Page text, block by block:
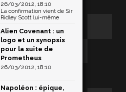
26/03/2012, 18:10
La confirmation vient de Sir
Ridley Scott lui-même
Alien Covenant : un
logo et un synopsis
pour la suite de
Prometheus
26/03/2012, 18:10
Napoléon : épique,